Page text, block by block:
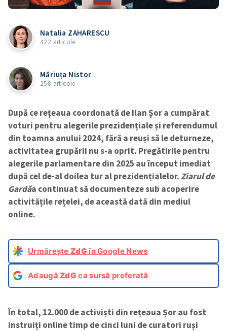
Natalia ZAHARESCU
422 articole
Măriuța Nistor
258 articole
După ce rețeaua coordonată de Ilan Șor a cumpărat
voturi pentru alegerile prezidențiale și referendumul
din toamna anului 2024, fără a reuși să le deturneze,
activitatea grupării nu s-a oprit. Pregătirile pentru
alegerile parlamentare din 2025 au început imediat
după cel de-al doilea tur al prezidențialelor.Ziarul de
Gardăa continuat să documenteze sub acoperire
activitățile rețelei, de această dată din mediul
online.
Urmărește ZdGîn Google News
AdaugăZdG ca sursă preferată
În total, 12.000 de activiști din rețeaua Șor au fost
instruiți online timp de cinci luni de curatori ruși